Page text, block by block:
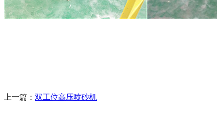
上一篇： 双工位高压喷砂机